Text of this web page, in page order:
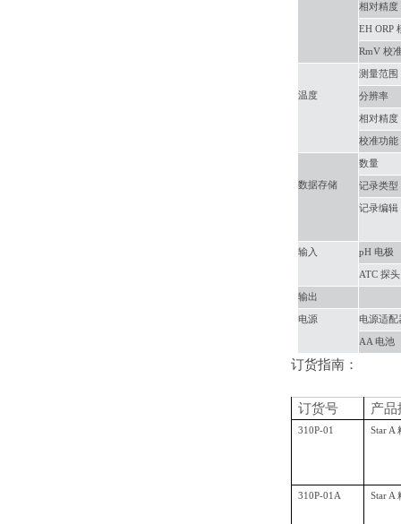
相对精度
EH ORP
RmV 校
温度
测量范围
分辨率
相对精度
校准功能
数量
数据存储 记录类型
记录编辑
输入 pH 电极
ATC 探头
输出
电源 电源适配
AA 电池
订货指南：
订货号 产品
310P-01 Star A
310P-01A Star A